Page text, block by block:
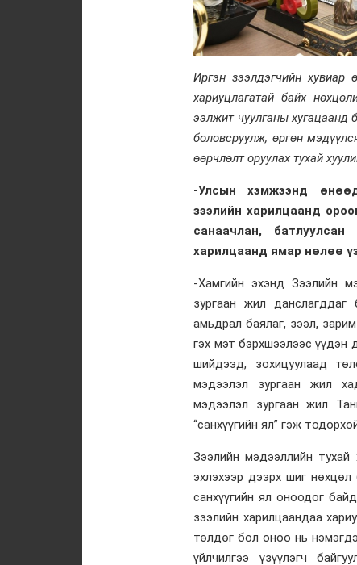
Иргэн зээлдэгчийн хувиар
хариуцлагатай байх
ээлжит чуулганы
боловсруулж, өргөн
өөрчлөлт оруулах тухай
-Улсын хэмжээнд
зээлийн харилцаанд
санаачлан,
харилцаанд ямар нөлөө
-Хамгийн эхэнд Зээлийн
зургаан жил
амьдрал баялаг, зээл,
гэх мэт бэрхшээлээс үүдэн
шийдээд, зохицуулаад
мэдээлэл зургаан жил
мэдээлэл зургаан жил
“санхүүгийн ял” гэж
Зээлийн мэдээллийн тухай
эхлэхээр дээрх шиг
санхүүгийн ял оноодог
зээлийн харилцаандаа
төлдөг бол оноо нь
үйлчилгээ үзүүлэгч